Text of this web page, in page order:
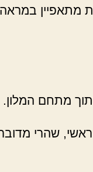
מתאפיין
מתחם המלון.
שהרי